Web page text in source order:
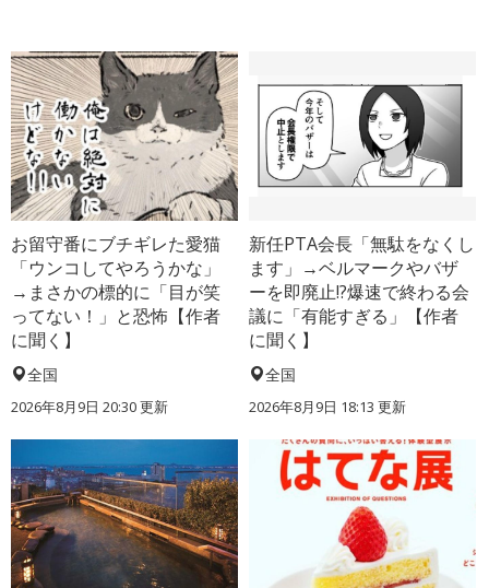
お留守番にブチギレた愛猫
「ウンコしてやろうかな」
→まさかの標的に「目が笑
ってない！」と恐怖【作者
に聞く】
全国
2026年8月9日 20:30更新
新任PTA会長「無駄をなくし
ます」→ベルマークやバザ
ーを即廃止!?爆速で終わる会
議に「有能すぎる」【作者
に聞く】
全国
2026年8月9日 18:13 更新